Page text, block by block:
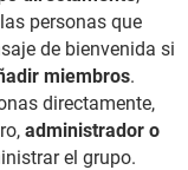
personas que
de bienvenida si
miembros.
directamente,
administrador o
el grupo.